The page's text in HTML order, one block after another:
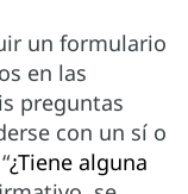
un formulario
en las
preguntas
con un sí o
¿Tiene alguna